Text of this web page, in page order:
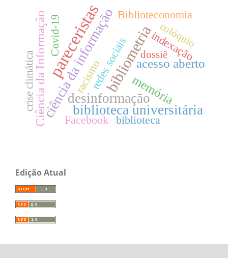
pareceristasbibliometria
ciência da informação
desinformação
biblioteca universitária
Ciência da Informação acesso aberto
memória
Biblioteconomia
Facebook
racismo
biblioteca
redes sociais indexação
Covid-19 dossiê
crise climática
colóquio
Edição Atual